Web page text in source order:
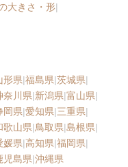
大きさ・形|
形県|福島県|茨城県|
奈川県|新潟県|富山県|
岡県|愛知県|三重県|
歌山県|鳥取県|島根県|
媛県|高知県|福岡県|
児島県|沖縄県